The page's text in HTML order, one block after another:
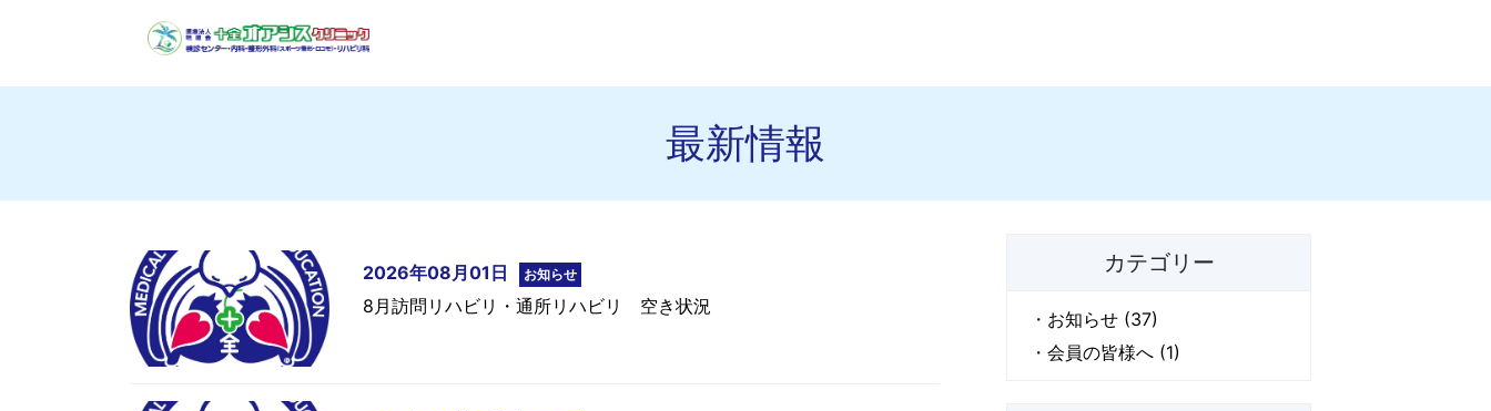
最新情報
2026年08月01日 お知らせ
8月訪問リハビリ・通所リハビリ 空き状況
カテゴリー
お知らせ (37)
会員の皆様へ (1)